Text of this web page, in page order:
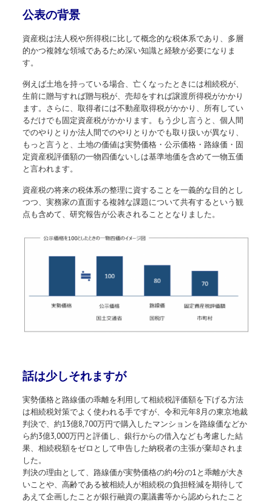
公表の背景
資産税は法人税や所得税に比して概念的な税体系であり、多層
的かつ複雑な領域であるため深い知識と経験が必要になりま
す。
例えば土地を持っている場合、亡くなったときには相続税が、
生前に贈与すれば贈与税が、売却をすれば譲渡所得税がかかり
ます。さらに、取得者には不動産取得税がかかり、所有してい
るだけでも固定資産税がかかります。もう少し言うと、個人間
でのやりとりか法人間でのやりとりかでも取り扱いが異なり、
もっと言うと、土地の価値は実勢価格・公示価格・路線価・固
定資産税評価額の一物四価ないしは基準地価を含めて一物五価
と言われます。
資産税の将来の税体系の整理に資することを一義的な目的とし
つつ、実務家の直面する複雑な課題について共有するという観
点も含めて、研究報告が公表されることとなりました。
話は少しそれますが
実勢価格と路線価の乖離を利用して相続税評価額を下げる方法
は相続税対策でよく使われる手ですが、令和元年8月の東京地裁
判決で、約13億8,700万円で購入したマンションを路線価などか
ら約3億3,000万円と評価し、銀行からの借入なども考慮した結
果、相続税額をゼロとして申告した納税者の主張が棄却されま
した。
判決の理由として、路線価が実勢価格の約4分の1と乖離が大き
いことや、高齢である被相続人が相続税の負担軽減を期待して
あえて企画したことが銀行融資の稟議書等から認められたこと